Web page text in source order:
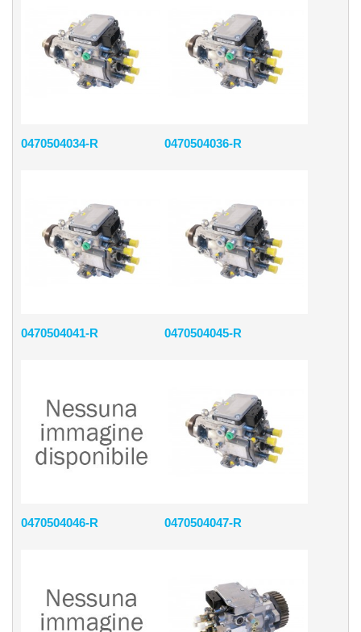
0470504034-R 0470504036-R
0470504041-R 0470504045-R
0470504046-R 0470504047-R